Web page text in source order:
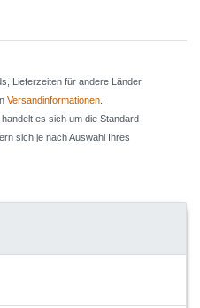
Lieferzeiten für andere Länder
Versandinformationen
es sich um die Standard
sich je nach Auswahl Ihres